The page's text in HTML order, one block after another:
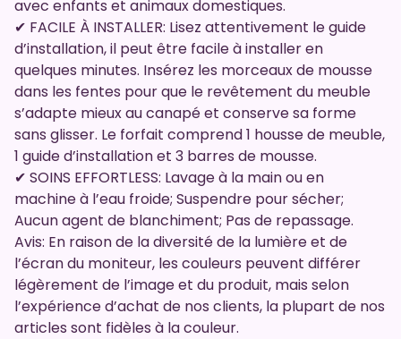
avec enfants et animaux domestiques.
✔ FACILE À INSTALLER: Lisez attentivement le guide
d’installation, il peut être facile à installer en
quelques minutes. Insérez les morceaux de mousse
dans les fentes pour que le revêtement du meuble
s’adapte mieux au canapé et conserve sa forme
sans glisser. Le forfait comprend 1 housse de meuble,
1 guide d’installation et 3 barres de mousse.
✔ SOINS EFFORTLESS: Lavage à la main ou en
machine à l’eau froide; Suspendre pour sécher;
Aucun agent de blanchiment; Pas de repassage.
Avis: En raison de la diversité de la lumière et de
l’écran du moniteur, les couleurs peuvent différer
légèrement de l’image et du produit, mais selon
l’expérience d’achat de nos clients, la plupart de nos
articles sont fidèles à la couleur.